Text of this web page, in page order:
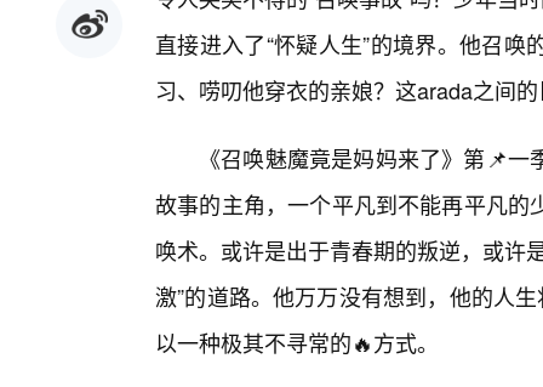
直接进入了“怀疑人生”的境界。他召
习、唠叨他穿衣的亲娘？这arada之间
《召唤魅魔竟是妈妈来了》第📌
故事的主角，一个平凡到不能再平凡
唤术。或许是出于青春期的叛逆，或许
激”的道路。他万万没有想到，他的人
以一种极其不寻常的🔥方式。